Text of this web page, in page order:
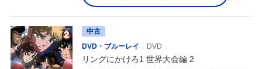
中古
DVD・ブルーレイ
DVD
リングにかけろ1 世界大会編 2